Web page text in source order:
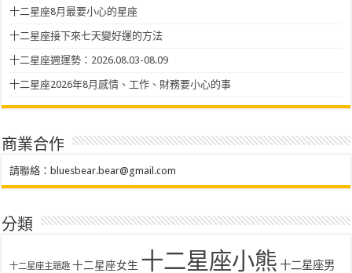
十二星座8月最要小心的星座
十二星座接下來七天變好運的方法
十二星座週運勢：2026.08.03-08.09
十二星座2026年8月感情、工作、財務要小心的事
商業合作
請聯絡： bluesbear.bear@gmail.com
分類
十二星座主題趣 十二星座女生 十二星座小熊 十二星座男